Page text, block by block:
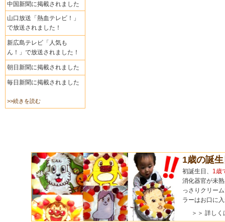
中国新聞に掲載されました
山口放送「熱血テレビ！」
で放送されました！
新広島テレビ「人気も
ん！」で放送されました！
朝日新聞に掲載されました
毎日新聞に掲載されました
>>続きを読む
1歳の誕
初誕生日、 1歳
消化器官が未
っさりクリー
ラーはお口に
＞＞ 詳しく